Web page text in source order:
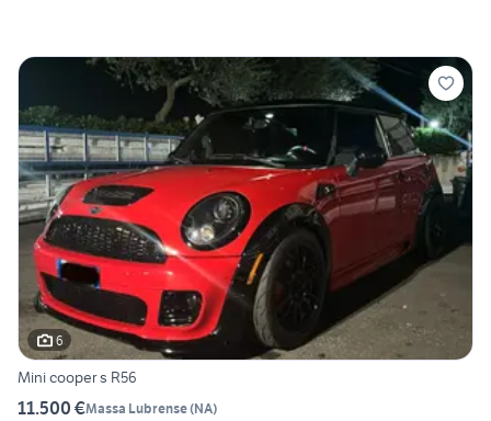
6
Mini cooper s R56
11.500 €Massa Lubrense(NA)